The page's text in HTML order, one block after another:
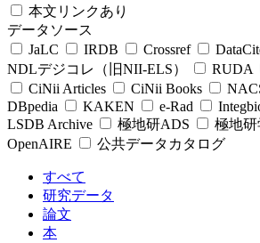
本文リンクあり
データソース
JaLC
IRDB Crossref
NDLデジコレ（旧NII-ELS）
RUDA
CiNii Articles
CiNii Books
DBpedia
KAKEN e-Rad
LSDB Archive
極地研ADS
極地
OpenAIRE
公共データカタログ
すべて
研究データ
論文
本